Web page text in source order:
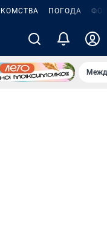
ПОГОДА